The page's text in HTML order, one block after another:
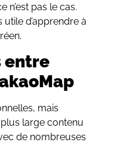
n’est pas le cas.
d’apprendre à
entre
mais
large contenu
de nombreuses